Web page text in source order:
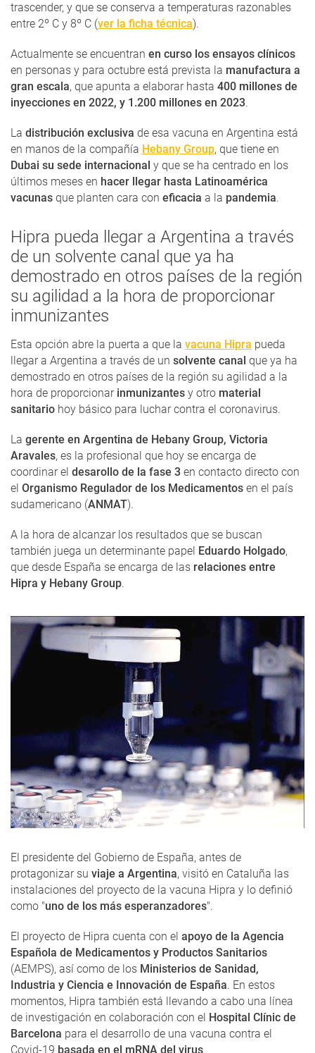
trascender, y que se conserva a temperaturas razonables
entre 2º C y 8º C (ver la ficha técnica).
Actualmente se encuentran en curso los ensayos clínicos
en personas y para octubre está prevista la manufactura a
gran escala, que apunta a elaborar hasta 400 millones de
inyecciones en 2022, y 1.200 millones en 2023.
La distribución exclusiva de esa vacuna en Argentina está
en manos de la compañía Hebany Group, que tiene en
Dubai su sede internacional y que se ha centrado en los
últimos meses en hacer llegar hasta Latinoamérica
vacunas que planten cara con eficacia a la pandemia.
Hipra pueda llegar a Argentina a través
de un solvente canal que ya ha
demostrado en otros países de la región
su agilidad a la hora de proporcionar
inmunizantes
Esta opción abre la puerta a que la vacuna Hipra pueda
llegar a Argentina a través de un solvente canal que ya ha
demostrado en otros países de la región su agilidad a la
hora de proporcionar inmunizantes y otro material
sanitario hoy básico para luchar contra el coronavirus.
La gerente en Argentina de Hebany Group, Victoria
Aravales, es la profesional que hoy se encarga de
coordinar el desarollo de la fase 3 en contacto directo con
el Organismo Regulador de los Medicamentos en el país
sudamericano (ANMAT).
A la hora de alcanzar los resultados que se buscan
también juega un determinante papel Eduardo Holgado,
que desde España se encarga de las relaciones entre
Hipra y Hebany Group.
El presidente del Gobierno de España, antes de
protagonizar su viaje a Argentina, visitó en Cataluña las
instalaciones del proyecto de la vacuna Hipra y lo definió
como "uno de los más esperanzadores".
El proyecto de Hipra cuenta con el apoyo de la Agencia
Española de Medicamentos y Productos Sanitarios
(AEMPS), así como de los Ministerios de Sanidad,
Industria y Ciencia e Innovación de España. En estos
momentos, Hipra también está llevando a cabo una línea
de investigación en colaboración con el Hospital Clínic de
Barcelona para el desarrollo de una vacuna contra el
Covid-19 basada en el mRNA del virus.